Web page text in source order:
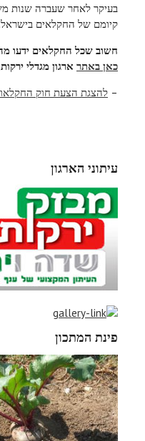
בעיקר לאחר שעברה שנות
קיומם של החקלאים
חשוב שכל החקלאים ידעו
כאן באתר ארגון מגדלי
– להצגת הצעת חוק
עיתוני הארגון
פינת המתכון